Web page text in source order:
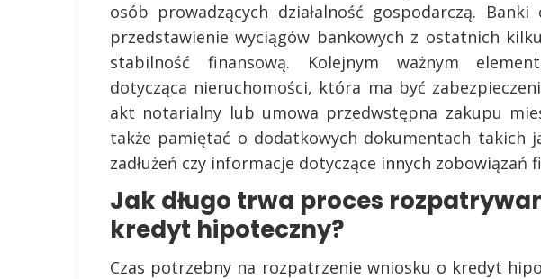
osób prowadzących działalność gospodarczą.
przedstawienie wyciągów bankowych z ostatnich
stabilność finansową. Kolejnym ważnym
dotycząca nieruchomości, która ma być
akt notarialny lub umowa przedwstępna zakupu
także pamiętać o dodatkowych dokumentach takich
zadłużeń czy informacje dotyczące innych zobowiązań
Jak długo trwa proces
kredyt hipoteczny?
Czas potrzebny na rozpatrzenie wniosku o kredyt